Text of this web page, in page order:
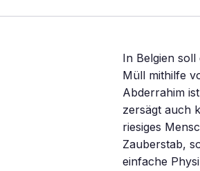
In Belgien soll die weltweit erste Anlage gebaut werden, die große Mengen radioaktiven Müll mithilfe von Neutronen unschädlich macht. von Wolfgang Kempkens Hamid Ait Abderrahim ist ein Zauberer. Aber er holt keine Kaninchen aus dem Zylinder und zersägt auch keine Jungfrau. Ait Abderrahim ist zu Höherem berufen. Er zaubert ein riesiges Menschheitsproblem weg: radioaktiven Abfall. Dazu braucht er keinen Zauberstab, sondern jede Menge Technik. Und er leistet auch nichts Magisches. Es ist einfache Physik. Der Müll, der Zehntausende von Jahren radioaktiv strahlt, wird durch Beschuss mit Neutronen zu Abfall, der nur noch wenige Hundert Jahre lang sicher eingeschlossen werden muss. Dann ist er weitaus harmloser, da er zwar immer noch radioaktiv strahlt, aber nicht mehr toxisch auf den Körper wirkt. Hunderttausende Tonnen des gefährlichen Rückstands aus der Atomstromproduktion haben sich weltweit angesammelt. Bevor Abderrahim seinen Zaubertrick anwenden kann, muss der Müll allerdings behandelt werden. Die lange Zeit gefährlichen Materialien werden von den übrigen getrennt. Dazu gehört Americium, das nach 7000 Jahren erst zur Hälfte zerfallen ist. Neptunium braucht dafür rund zwei Millionen Jahren, auch diverse Curium-Isotope strahlen sehr lange. Dazu kommen noch Plutonium und Uran – Elemente, die erneut als Reaktorbrennstoff verwendet werden können. Atome werden zerlegt Abderrahim ist Direktor des Projekts „Myrrha” am Institute for Advanced Nuclear Systems im belgischen Kernforschungszentrum in Mol bei Antwerpen. Er vollführt sein Kunststück in einer Anlage, die nach